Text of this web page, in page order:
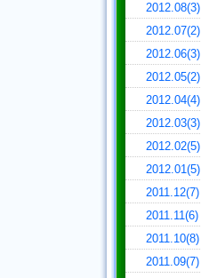
2012.08(3)
2012.07(2)
2012.06(3)
2012.05(2)
2012.04(4)
2012.03(3)
2012.02(5)
2012.01(5)
2011.12(7)
2011.11(6)
2011.10(8)
2011.09(7)